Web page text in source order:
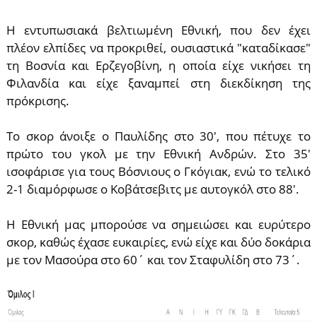
Η εντυπωσιακά βελτιωμένη Εθνική, που δεν έχει
πλέον ελπίδες να προκριθεί, ουσιαστικά "καταδίκασε"
τη Βοσνία και Ερζεγοβίνη, η οποία είχε νικήσει τη
Φιλανδία και είχε ξαναμπεί στη διεκδίκηση της
πρόκρισης.
Το σκορ άνοιξε ο Παυλίδης στο 30', που πέτυχε το
πρώτο του γκολ με την Εθνική Ανδρών. Στο 35'
ισοφάρισε για τους Βόσνιους ο Γκόγιακ, ενώ το τελικό
2-1 διαμόρφωσε ο Κοβάτσεβιτς με αυτογκόλ στο 88'.
Η Εθνική μας μπορούσε να σημειώσει και ευρύτερο
σκορ, καθώς έχασε ευκαιρίες, ενώ είχε και δύο δοκάρια
με τον Μασούρα στο 60΄ και τον Σταφυλίδη στο 73΄.